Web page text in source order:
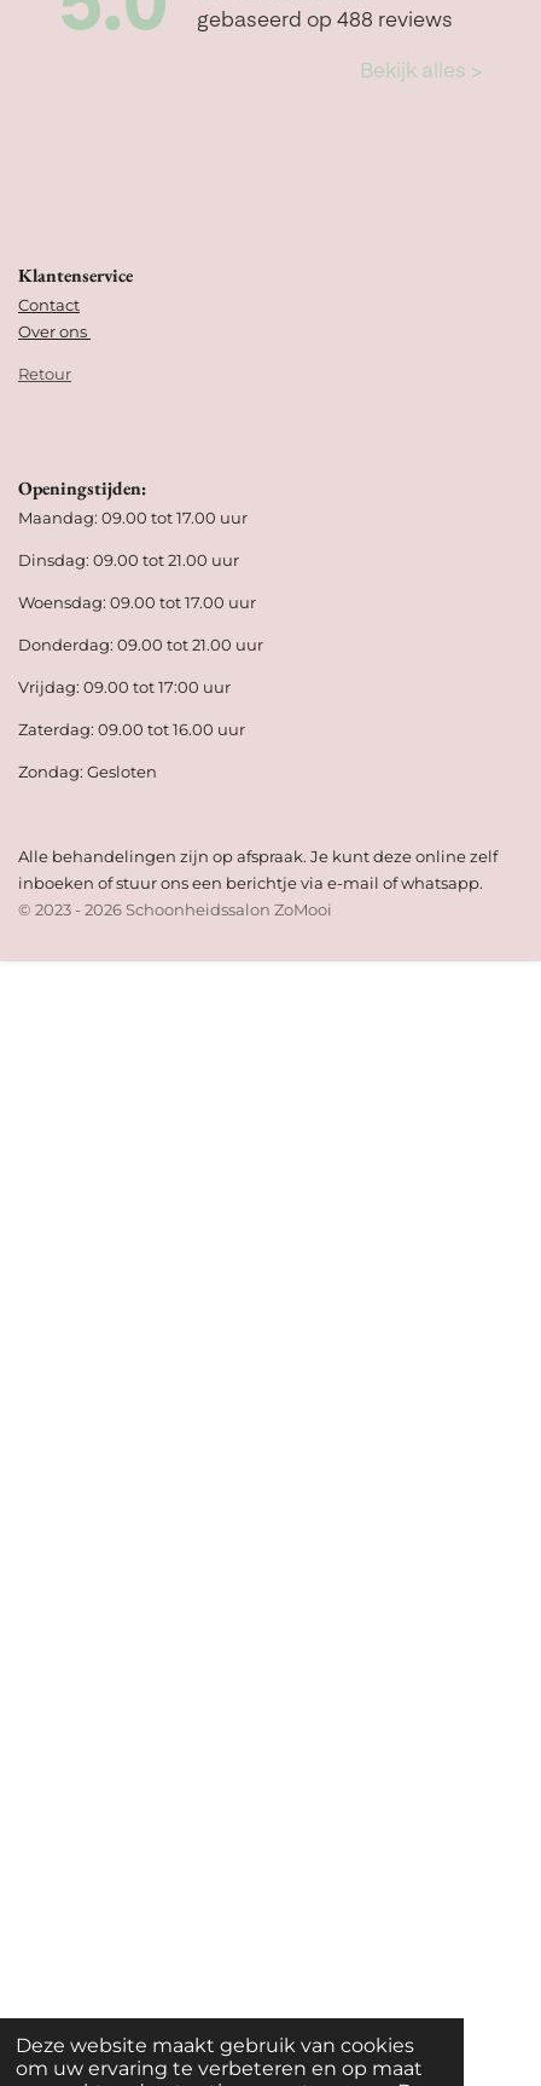
Deze website maakt gebruik van cookies
om uw ervaring te verbeteren en op maat
Klantenservice
Contact
Over ons
Retour
Openingstijden:
Maandag: 09.00 tot 17.00 uur
Dinsdag: 09.00 tot 21.00 uur
Woensdag: 09.00 tot 17.00 uur
Donderdag: 09.00 tot 21.00 uur
Vrijdag: 09.00 tot 17:00 uur
Zaterdag: 09.00 tot 16.00 uur
Zondag: Gesloten
Alle behandelingen zijn op afspraak. Je kunt deze online zelf
inboeken of stuur ons een berichtje via e-mail of whatsapp.
© 2023 - 2026 Schoonheidssalon ZoMooi